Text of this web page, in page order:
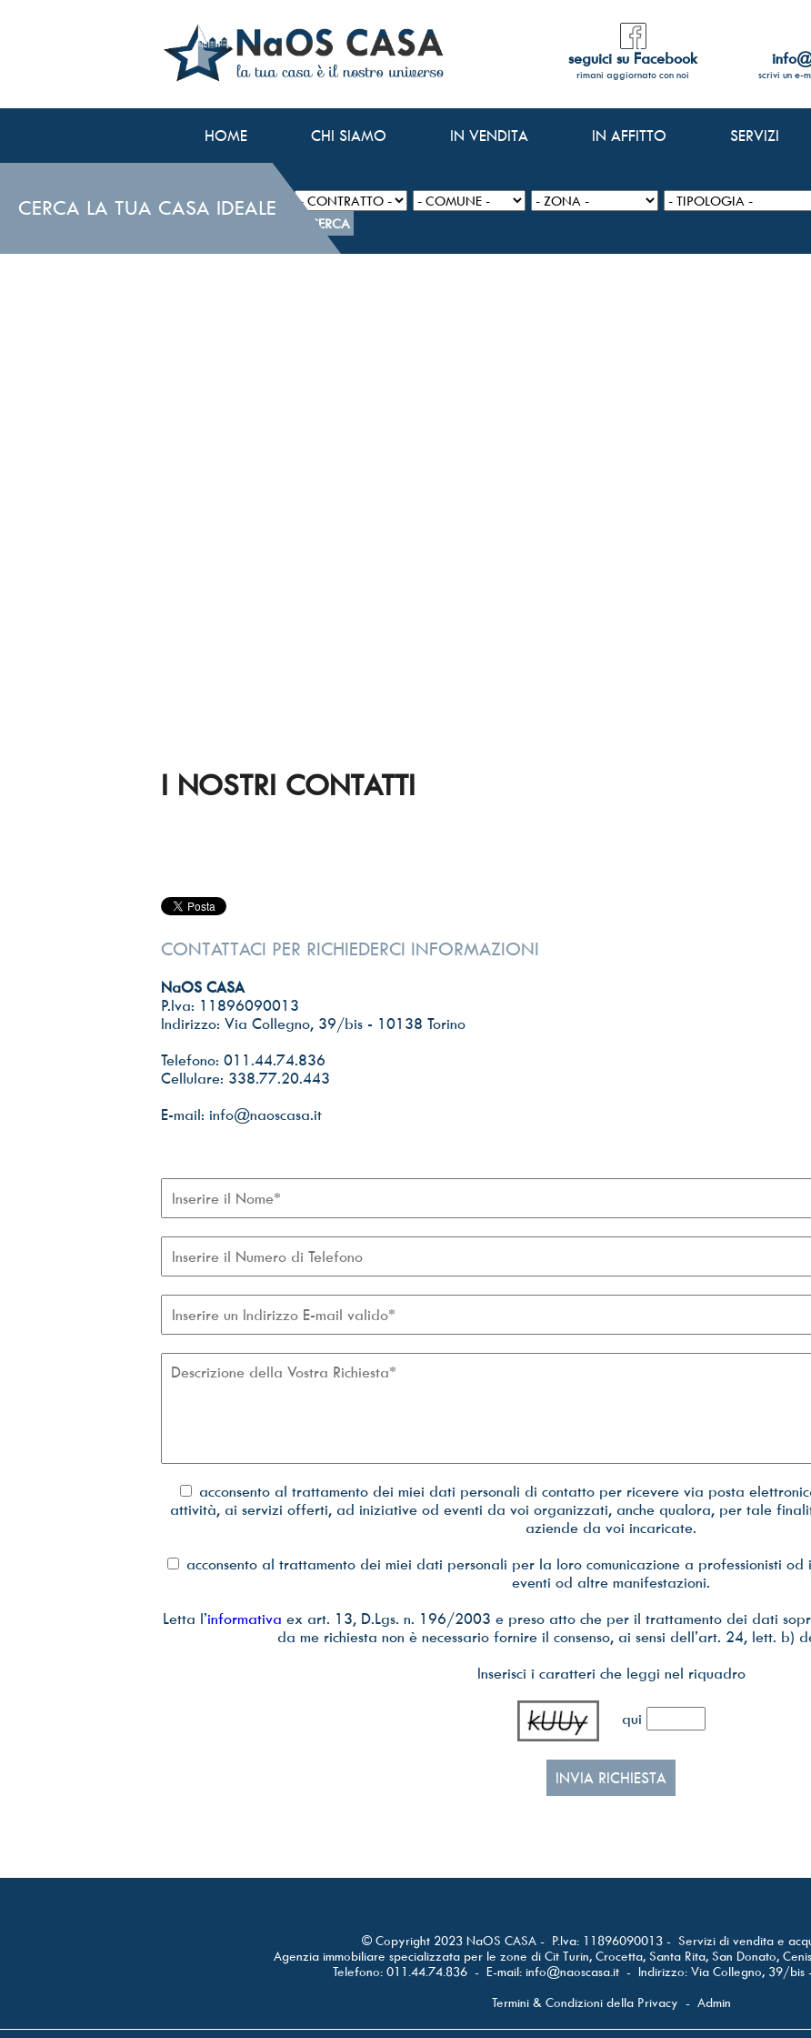
seguici su Facebook
rimani aggiornato con noi scrivi un e-
HOME CHI SIAMO IN VENDITA IN AFFITTO SERVIZI
CERCA LA TUA CASA IDEALE
I NOSTRI CONTATTI
CONTATTACI PER RICHIEDERCI INFORMAZIONI
NaOS CASA
P.Iva: 11896090013
Indirizzo: Via Collegno, 39/bis - 10138 Torino
Telefono: 011.44.74.836
Cellulare: 338.77.20.443
E-mail: info@naoscasa.it
acconsento al trattamento dei miei dati personali di contatto per ricevere via posta
attività, ai servizi offerti, ad iniziative od eventi da voi organizzati, anche qualora, per tale
aziende da voi incaricate.
acconsento al trattamento dei miei dati personali per la loro comunicazione a professionisti od
eventi od altre manifestazioni.
Letta l’informativa ex art. 13, D.Lgs. n. 196/2003 e preso atto che per il trattamento dei dati
da me richiesta non è necessario fornire il consenso, ai sensi dell’art. 24, lett. b)
Inserisci i caratteri che leggi nel riquadro
qui
© Copyright 2023 NaOS CASA - P.Iva: 11896090013 - Servizi di vendita e
Agenzia immobiliare specializzata per le zone di Cit Turin, Crocetta, Santa Rita, San Donato,
Telefono: 011.44.74.836 - E-mail: info@naoscasa.it - Indirizzo: Via Collegno, 39/bis
Termini & Condizioni della Privacy - Admin